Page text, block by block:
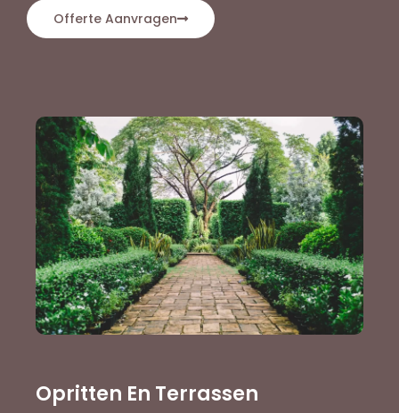
Offerte Aanvragen
Opritten En Terrassen